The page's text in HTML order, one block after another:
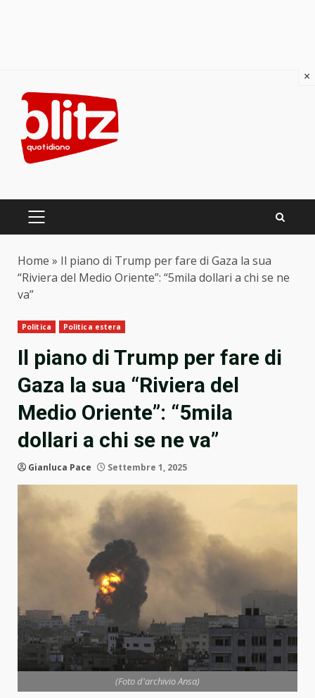
content
PRIMARY
Home » Il piano di Trump per fare di Gaza la sua
“Riviera del Medio Oriente”: “5mila dollari a chi se ne
va”
Politica Politica estera
Il piano di Trump per fare di
Gaza la sua “Riviera del
Medio Oriente”: “5mila
dollari a chi se ne va”
Gianluca Pace Settembre 1, 2025
(Foto d'archivio Ansa)
×